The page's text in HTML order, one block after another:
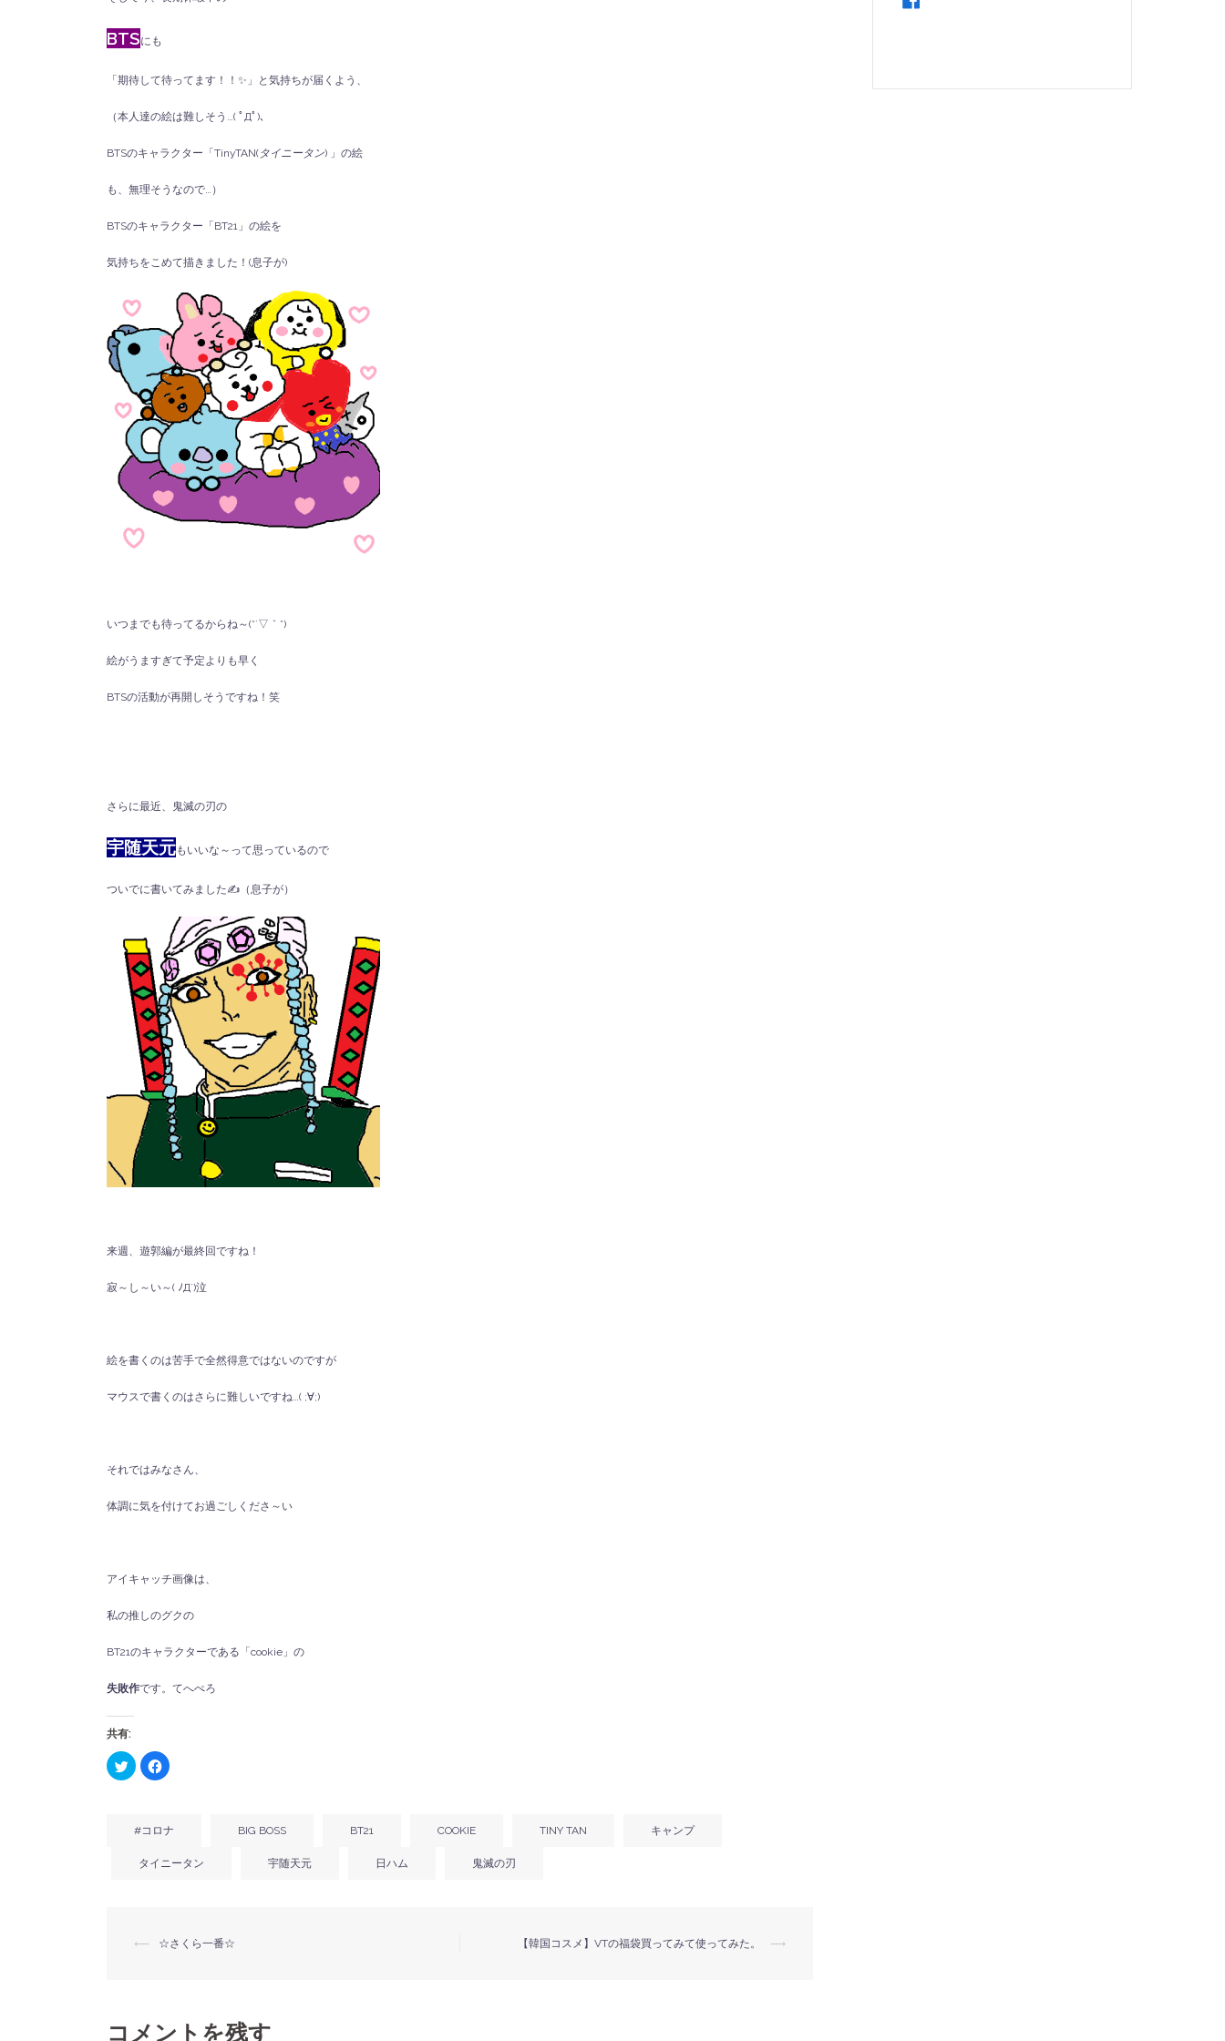
BTSにも
「期待して待ってます！！✨」と気持ちが届くよう、
（本人達の絵は難しそう…( ﾟДﾟ)、
BTSのキャラクター「TinyTAN(タイニータン) 」の絵
も、無理そうなので…）
BTSのキャラクター「BT21」の絵を
気持ちをこめて描きました！(息子が)
いつまでも待ってるからね～(*´▽｀*)
絵がうますぎて予定よりも早く
BTSの活動が再開しそうですね！笑
さらに最近、鬼滅の刃の
宇随天元もいいな～って思っているので
ついでに書いてみました✍（息子が）
来週、遊郭編が最終回ですね！
寂～し～い～( ﾉД`)泣
絵を書くのは苦手で全然得意ではないのですが
マウスで書くのはさらに難しいですね…( ;∀;)
それではみなさん、
体調に気を付けてお過ごしくださ～い
アイキャッチ画像は、
私の推しのグクの
BT21のキャラクターである「cookie」の
失敗作です。てへぺろ
共有:
ク
リ
Twitter
で
有
(新
ウ
Facebook
で
に
は
リ
ッ
さ
い
ド
ウ
#コロナ BIG BOSS BT21 COOKIE TINY TAN キャンプ
タイニータン 宇随天元 日ハム 鬼滅の刃
投
⟵ ☆さくら一番☆ 【韓国コスメ】VTの福袋買ってみて使ってみた。 ⟶
コメントを残す